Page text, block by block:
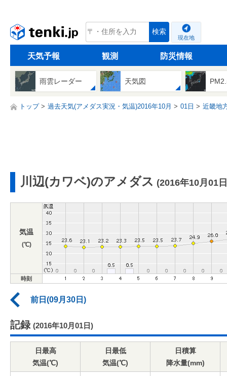
tenki.jp 検索
現在地
天気予報 観測 防災情報
雨雲レーダー 天気図
トップ 過去天気(アメダス実況・気温)2016年10月 01日 近畿地
川辺(カワベ)のアメダス (2016年10月01
気温
(℃)
時刻
前日(09月30日)
記録 (2016年10月01日)
日最高
気温(℃)
日最低
気温(℃)
日積算
降水量(mm)